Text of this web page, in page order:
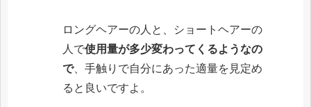
ロングヘアーの人と、ショートヘアーの
人で使用量が多少変わってくるようなの
で、手触りで自分にあった適量を見定め
ると良いですよ。